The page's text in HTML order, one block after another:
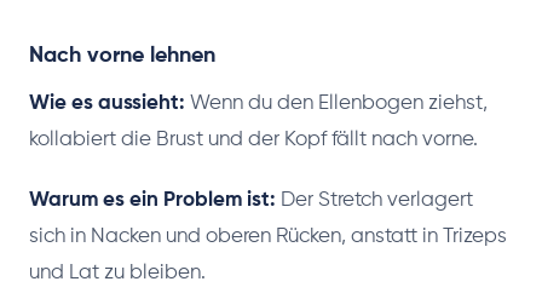
Nach vorne lehnen
Wie es aussieht: Wenn du den Ellenbogen ziehst,
kollabiert die Brust und der Kopf fällt nach vorne.
Warum es ein Problem ist: Der Stretch verlagert
sich in Nacken und oberen Rücken, anstatt in Trizeps
und Lat zu bleiben.